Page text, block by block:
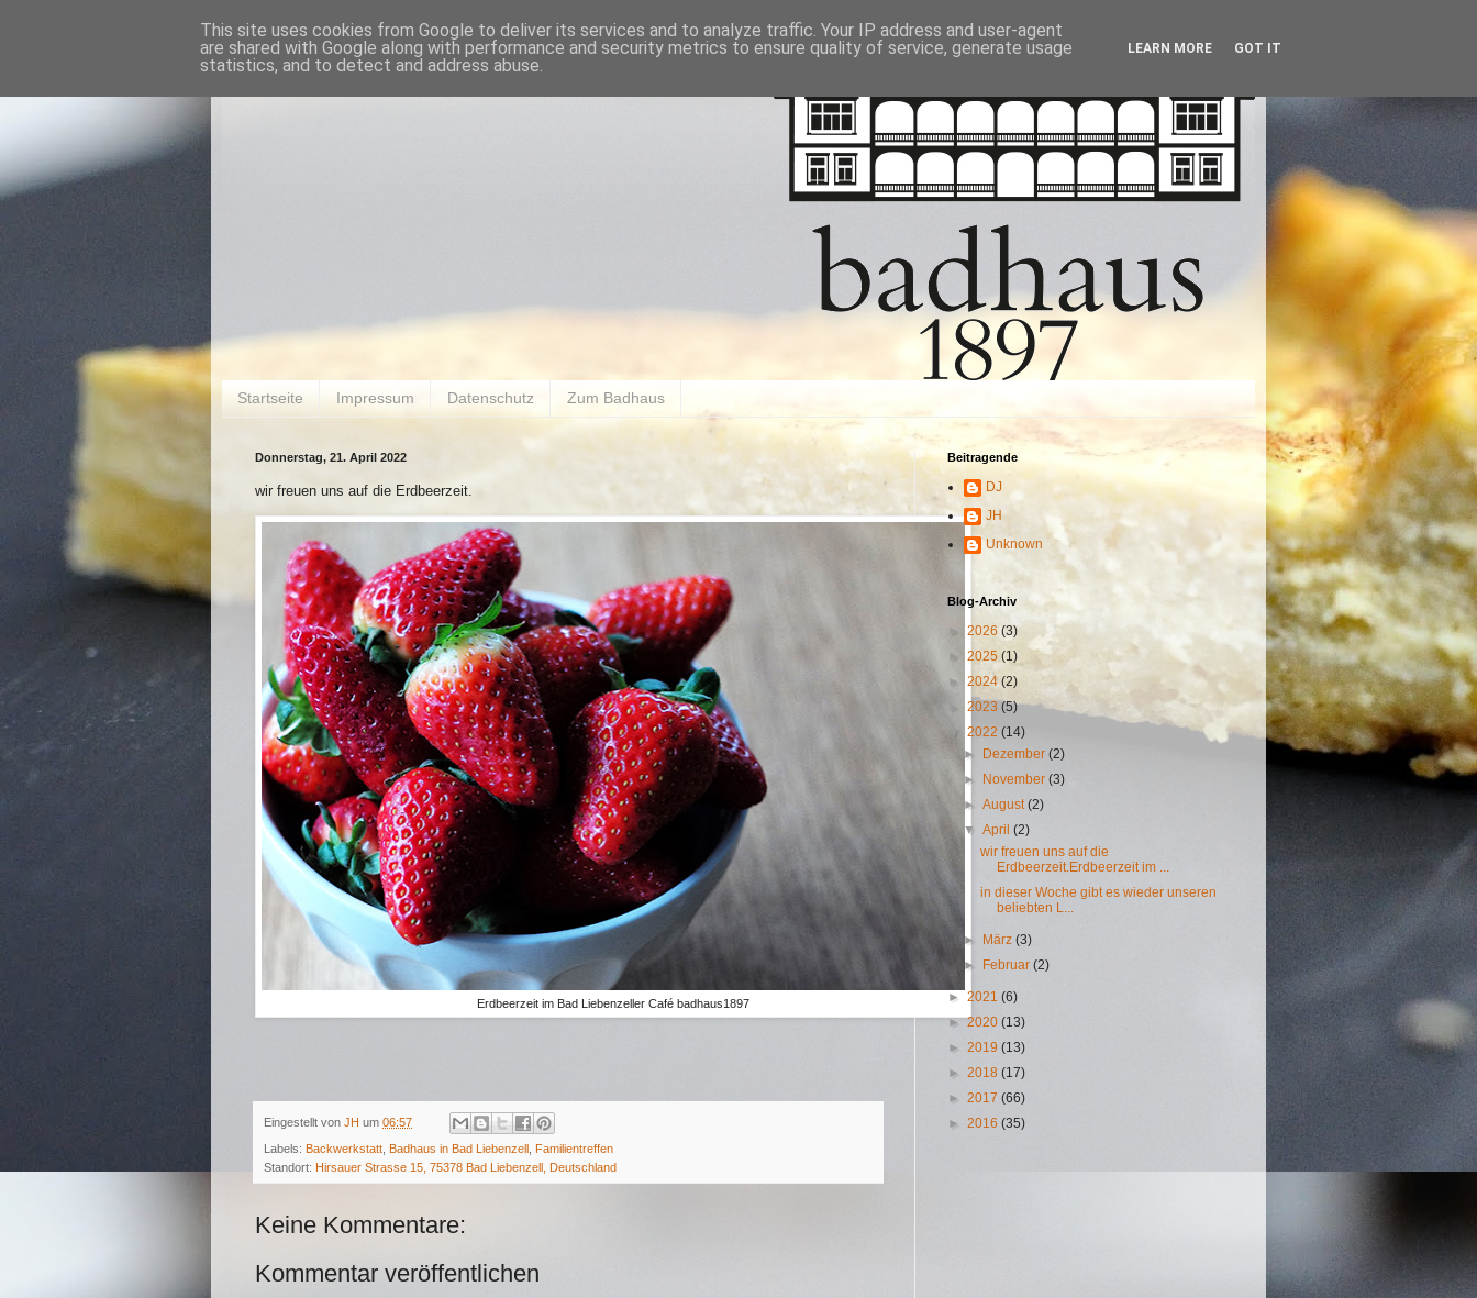
Startseite Impressum Datenschutz Zum Badhaus
Donnerstag, 21. April 2022
wir freuen uns auf die Erdbeerzeit.
Erdbeerzeit im Bad Liebenzeller Café badhaus1897
Eingestellt von JH um 06:57
Labels: Backwerkstatt Badhaus in Bad Liebenzell
Familientreffen
Standort: Hirsauer Strasse 15, 75378 Bad Liebenzell, Deutschland
Keine Kommentare:
Kommentar veröffentlichen
Beitragende
DJ
JH
Unknown
Blog-Archiv
► 2026 (3)
► 2025 (1)
► 2024 (2)
2023 (5)
▼ 2022 (14)
► Dezember(2)
► November(3)
►August(2)
▼April(2)
wir freuen uns auf die
Erdbeerzeit.Erdbeerzeit im ...
in dieser Woche gibt es wieder unseren
beliebten L...
► März(3)
► Februar(2)
► 2021 (6)
►2020 (13)
► 2019 (13)
► 2018 (17)
► 2017 (66)
► 2016 (35)
This site uses cookies from Google to deliver its services and to analyze traffic. Your IP address and user-agent
are shared with Google along with performance and security metrics to ensure quality of service, generate usage
statistics, and to detect and address abuse.
LEARN MORE GOT IT